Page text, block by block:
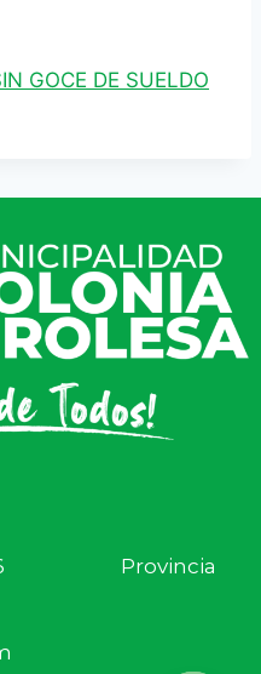
GOCE DE SUELDO
16 Provincia